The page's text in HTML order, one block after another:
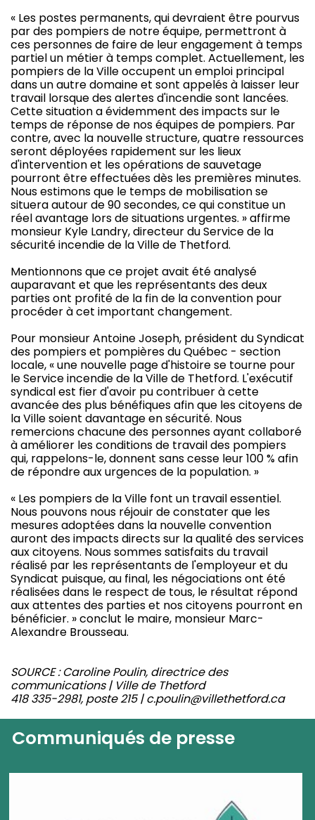
« Les postes permanents, qui devraient être pourvus
par des pompiers de notre équipe, permettront à
ces personnes de faire de leur engagement à temps
partiel un métier à temps complet. Actuellement, les
pompiers de la Ville occupent un emploi principal
dans un autre domaine et sont appelés à laisser leur
travail lorsque des alertes d'incendie sont lancées.
Cette situation a évidemment des impacts sur le
temps de réponse de nos équipes de pompiers. Par
contre, avec la nouvelle structure, quatre ressources
seront déployées rapidement sur les lieux
d'intervention et les opérations de sauvetage
pourront être effectuées dès les premières minutes.
Nous estimons que le temps de mobilisation se
situera autour de 90 secondes, ce qui constitue un
réel avantage lors de situations urgentes. » affirme
monsieur Kyle Landry, directeur du Service de la
sécurité incendie de la Ville de Thetford.
Mentionnons que ce projet avait été analysé
auparavant et que les représentants des deux
parties ont profité de la fin de la convention pour
procéder à cet important changement.
Pour monsieur Antoine Joseph, président du Syndicat
des pompiers et pompières du Québec - section
locale, « une nouvelle page d'histoire se tourne pour
le Service incendie de la Ville de Thetford. L'exécutif
syndical est fier d'avoir pu contribuer à cette
avancée des plus bénéfiques afin que les citoyens de
la Ville soient davantage en sécurité. Nous
remercions chacune des personnes ayant collaboré
à améliorer les conditions de travail des pompiers
qui, rappelons-le, donnent sans cesse leur 100 % afin
de répondre aux urgences de la population. »
« Les pompiers de la Ville font un travail essentiel.
Nous pouvons nous réjouir de constater que les
mesures adoptées dans la nouvelle convention
auront des impacts directs sur la qualité des services
aux citoyens. Nous sommes satisfaits du travail
réalisé par les représentants de l'employeur et du
Syndicat puisque, au final, les négociations ont été
réalisées dans le respect de tous, le résultat répond
aux attentes des parties et nos citoyens pourront en
bénéficier. » conclut le maire, monsieur Marc-
Alexandre Brousseau.
SOURCE : Caroline Poulin, directrice des
communications | Ville de Thetford
418 335-2981, poste 215 | c.poulin@villethetford.ca
Communiqués de presse